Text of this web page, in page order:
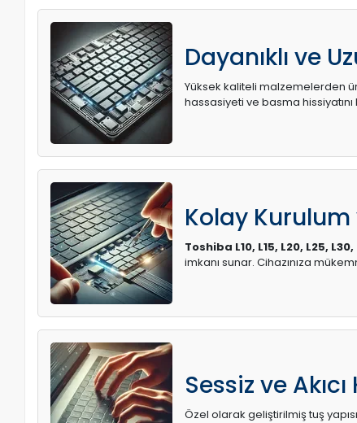
Dayanıklı ve
Yüksek kaliteli malzemelerden
hassasiyeti ve basma hissiyatını
Kolay
Toshiba L10, L15, L20, L25,
imkanı sunar. Cihazınıza
Sessiz ve
Özel olarak geliştirilmiş tuş